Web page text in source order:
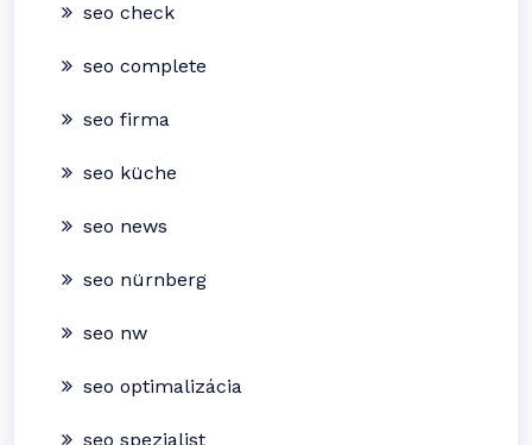
seo check
seo complete
seo firma
seo küche
seo news
seo nürnberg
seo nw
seo optimalizácia
seo spezialist